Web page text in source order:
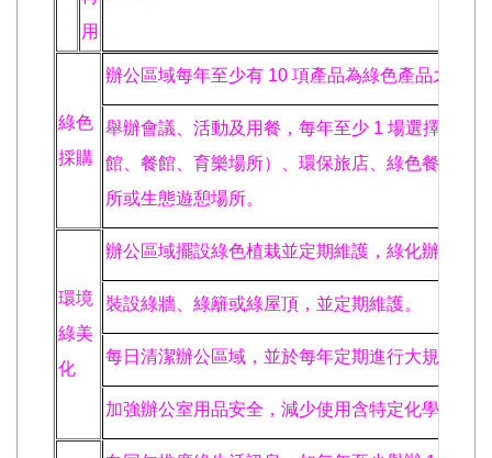
用
綠色
採購
辦公區域每年至少有 10 項產品為綠色產品之採購
舉辦會議、活動及用餐，每年至少 1 場選擇環保
館、餐館、育樂場所）、環保旅店、綠色餐廳、
所或生態遊憩場所。
環境
綠美
化
辦公區域擺設綠色植栽並定期維護，綠化辦公環
裝設綠牆、綠籬或綠屋頂，並定期維護。
每日清潔辦公區域，並於每年定期進行大規模清
加強辦公室用品安全，減少使用含特定化學成分